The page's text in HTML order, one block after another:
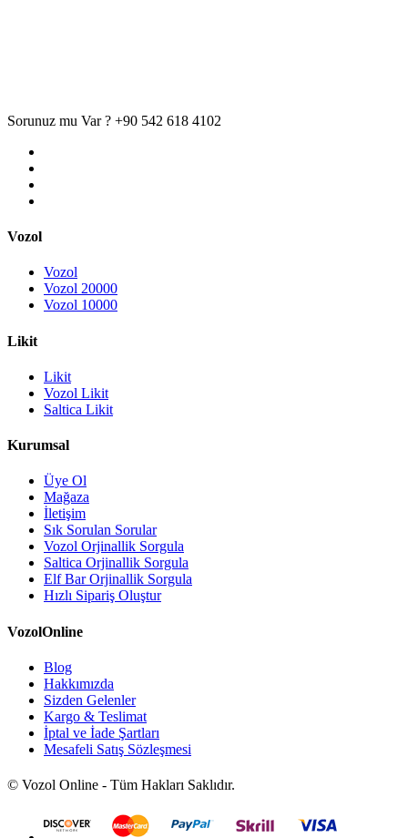
Sorunuz mu Var ? +90 542 618 4102
Vozol
Vozol
Vozol 20000
Vozol 10000
Likit
Likit
Vozol Likit
Saltica Likit
Kurumsal
Üye Ol
Mağaza
İletişim
Sık Sorulan Sorular
Vozol Orjinallik Sorgula
Saltica Orjinallik Sorgula
Elf Bar Orjinallik Sorgula
Hızlı Sipariş Oluştur
VozolOnline
Blog
Hakkımızda
Sizden Gelenler
Kargo & Teslimat
İptal ve İade Şartları
Mesafeli Satış Sözleşmesi
© Vozol Online - Tüm Hakları Saklıdır.